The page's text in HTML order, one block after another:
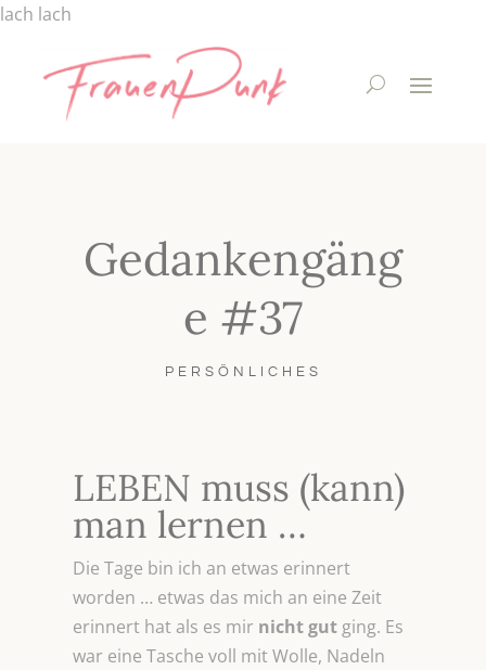
lach lach
Gedankengäng
e #37
PERSÖNLICHES
LEBEN muss (kann)
man lernen …
Die Tage bin ich an etwas erinnert
worden … etwas das mich an eine Zeit
erinnert hat als es mir nicht gut ging. Es
war eine Tasche voll mit Wolle, Nadeln